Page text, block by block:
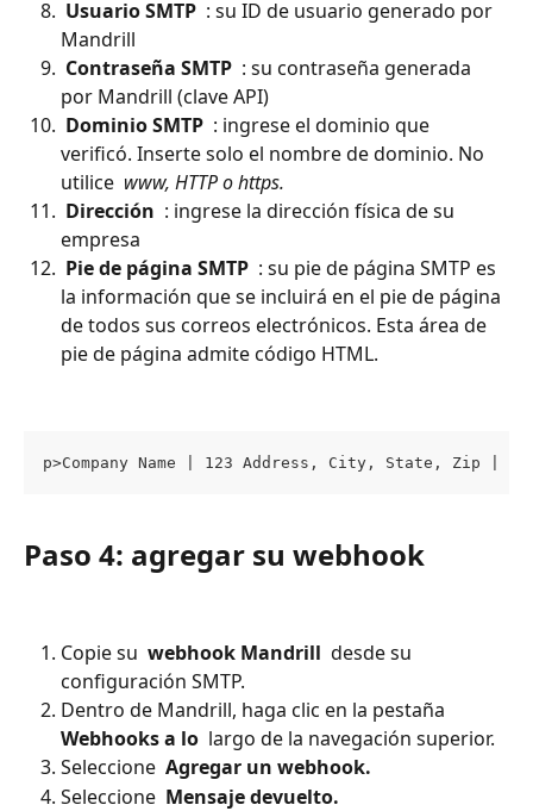
Usuario SMTP : su ID de usuario generado por
Mandrill
Contraseña SMTP : su contraseña generada
por Mandrill (clave API)
Dominio SMTP : ingrese el dominio que
verificó. Inserte solo el nombre de dominio. No
utilice www, HTTP o https.
Dirección : ingrese la dirección física de su
empresa
Pie de página SMTP : su pie de página SMTP es
la información que se incluirá en el pie de página
de todos sus correos electrónicos. Esta área de
pie de página admite código HTML.
p>Company Name | 123 Address, City, State, Zip |
Paso 4: agregar su webhook
Copie su webhook Mandrill desde su
configuración SMTP.
Dentro de Mandrill, haga clic en la pestaña
Webhooks a lo largo de la navegación superior.
Seleccione Agregar un webhook.
Seleccione Mensaje devuelto.